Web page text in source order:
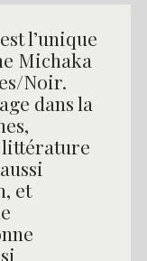
l’unique
Michaka
Noir.
dans la
littérature
et